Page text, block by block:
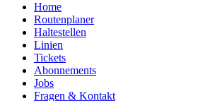
Home
Routenplaner
Haltestellen
Linien
Tickets
Abonnements
Jobs
Fragen & Kontakt